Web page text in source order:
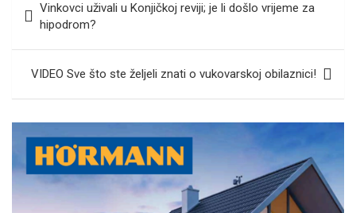
objava
Vinkovci uživali u Konjičkoj reviji; je li došlo vrijeme za
hipodrom?
VIDEO Sve što ste željeli znati o vukovarskoj obilaznici!
A
v
e